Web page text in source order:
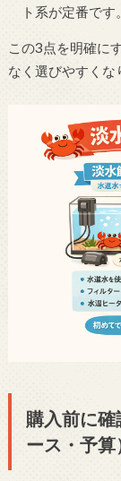
ト系が定番です。
この3点を明確に
なく選びやすくな
購入前に
ース・予算